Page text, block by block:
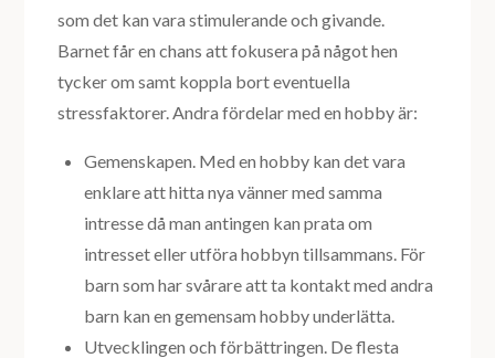
som det kan vara stimulerande och givande.
Barnet får en chans att fokusera på något hen
tycker om samt koppla bort eventuella
stressfaktorer. Andra fördelar med en hobby är:
Gemenskapen. Med en hobby kan det vara
enklare att hitta nya vänner med samma
intresse då man antingen kan prata om
intresset eller utföra hobbyn tillsammans. För
barn som har svårare att ta kontakt med andra
barn kan en gemensam hobby underlätta.
Utvecklingen och förbättringen. De flesta